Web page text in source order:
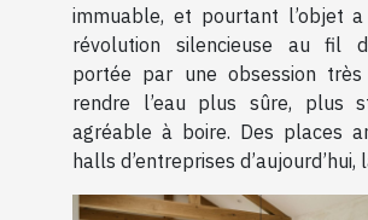
immuable, et pourtant l’objet
révolution silencieuse au fil
portée par une obsession
rendre l’eau plus sûre, plus
agréable à boire. Des places
halls d’entreprises d’aujourd’hui,